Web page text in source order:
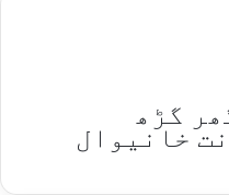
گڑھ
خانیوال